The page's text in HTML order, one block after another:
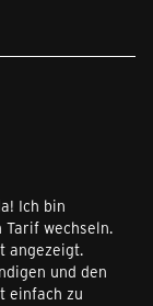
Ich bin
Tarif wechseln.
angezeigt.
und den
einfach zu